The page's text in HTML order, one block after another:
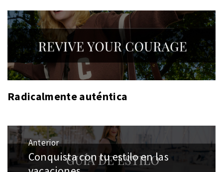
Radicalmente auténtica
Navegación
de
entradas
Anterior
Entrada
anterior:
Conquista con tu estilo en las